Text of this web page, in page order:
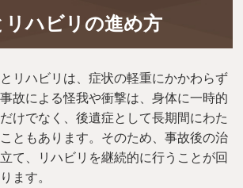
リハビリの進め方
リハビリは、症状の軽重にかかわらず
故による怪我や衝撃は、身体に一時的
けでなく、後遺症として長期間にわた
ともあります。そのため、事故後の治
て、リハビリを継続的に行うことが回
ます。